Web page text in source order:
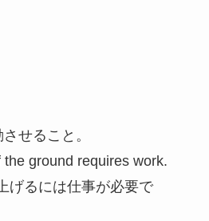
せること。
the ground requires work.
げるには仕事が必要で